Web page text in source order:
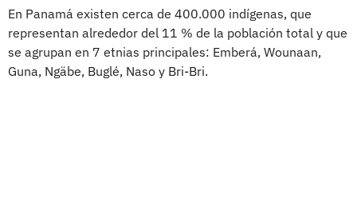
En Panamá existen cerca de 400.000 indígenas, que
representan alrededor del 11 % de la población total y que
se agrupan en 7 etnias principales: Emberá, Wounaan,
Guna, Ngäbe, Buglé, Naso y Bri-Bri.